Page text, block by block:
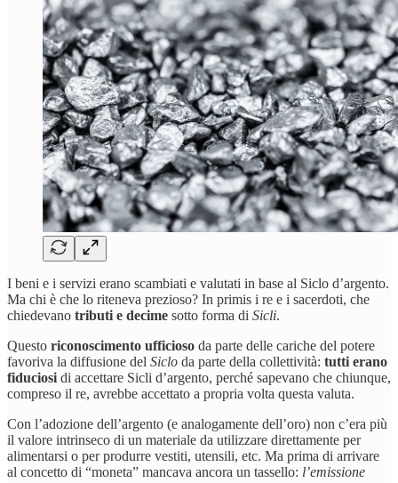
I beni e i servizi erano scambiati e valutati in base al Siclo d’argento.
Ma chi è che lo riteneva prezioso? In primis i re e i sacerdoti, che
chiedevano tributi e decime sotto forma di Sicli.
Questo riconoscimento ufficioso da parte delle cariche del potere
favoriva la diffusione del Siclo da parte della collettività: tutti erano
fiduciosi di accettare Sicli d’argento, perché sapevano che chiunque,
compreso il re, avrebbe accettato a propria volta questa valuta.
Con l’adozione dell’argento (e analogamente dell’oro) non c’era più
il valore intrinseco di un materiale da utilizzare direttamente per
alimentarsi o per produrre vestiti, utensili, etc. Ma prima di arrivare
al concetto di “moneta” mancava ancora un tassello: l’emissione